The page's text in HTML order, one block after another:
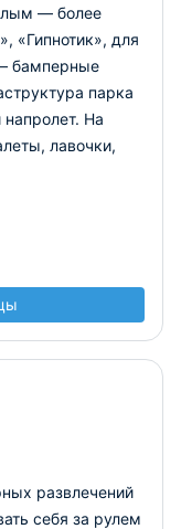
— более
«Гипнотик», для
бамперные
парка
напролет. На
лавочки,
развлечений
себя за рулем